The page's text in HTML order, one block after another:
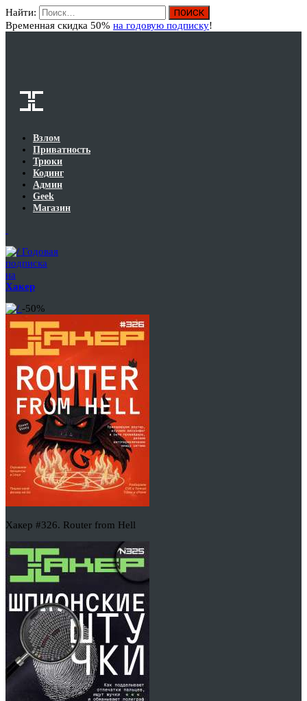
Найти:
Временная скидка 50% на годовую подписку!
Взлом
Приватность
Трюки
Кодинг
Админ
Geek
Магазин
Годовая
подписка
на
Хакер
-50%
Хакер #326. Router from Hell